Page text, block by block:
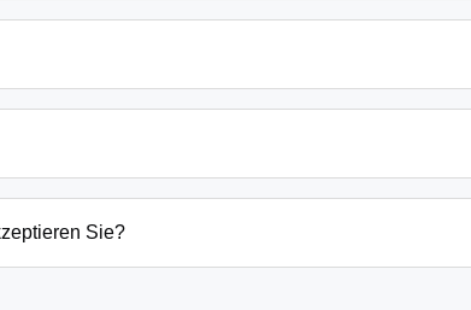
beginnen unsere Preise bei 69€ tagsüber für
oder laufenden Gefahrenquellen auch schneller.
keine andere Möglichkeit besteht, müssen wir das
Sie?